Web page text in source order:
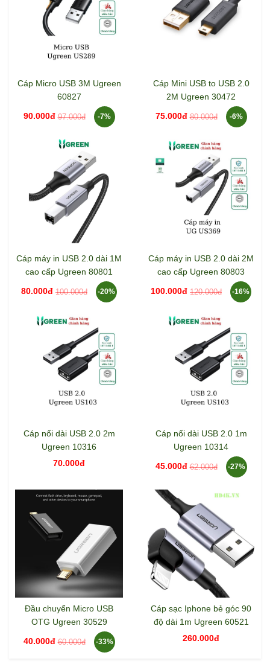
Cáp Micro USB 3M Ugreen
60827
90.000đ 97.000đ -7%
Cáp Mini USB to USB 2.0
2M Ugreen 30472
75.000đ 80.000đ -6%
Cáp máy in USB 2.0 dài 1M
cao cấp Ugreen 80801
80.000đ 100.000đ -20%
Cáp máy in USB 2.0 dài 2M
cao cấp Ugreen 80803
100.000đ 120.000đ -16%
Cáp nối dài USB 2.0 2m
Ugreen 10316
70.000đ
Cáp nối dài USB 2.0 1m
Ugreen 10314
45.000đ 62.000đ -27%
Đầu chuyển Micro USB
OTG Ugreen 30529
40.000đ 60.000đ -33%
Cáp sạc Iphone bẻ góc 90
độ dài 1m Ugreen 60521
260.000đ